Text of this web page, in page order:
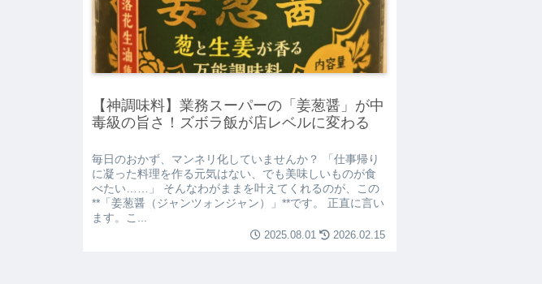
【神調味料】業務スーパーの「姜葱醤」が中
毒級の旨さ！ズボラ飯が店レベルに変わる
毎日のおかず、マンネリ化していませんか？ 「仕事帰り
に凝った料理を作る元気はない、でも美味しいものが食
べたい……」 そんなわがままを叶えてくれるのが、この
**「姜葱醤（ジャンツォンジャン）」**です。 正直に言い
ます。こ...
2025.08.01 2026.02.15